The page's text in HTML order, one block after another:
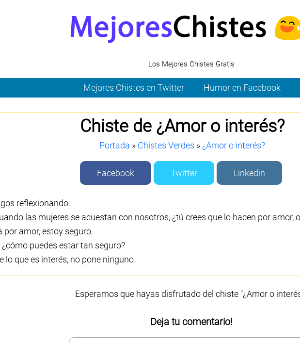
Los Mejores Chistes Gratis
Mejores Chistes en Twitter Humor en Facebook
Chiste de ¿Amor o interés?
Portada » Chistes Verdes » ¿Amor o interés?
Facebook Twitter Linkedin
reflexionando:
las mujeres se acuestan con nosotros, ¿tú crees que lo hacen por amor,
por amor, estoy seguro.
puedes estar tan seguro?
lo que es interés, no pone ninguno.
Esperamos que hayas disfrutado del chiste "¿Amor o
Deja tu comentario!